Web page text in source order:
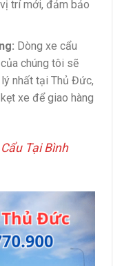
trí mới, đảm bảo
Dòng xe cẩu
chúng tôi sẽ
nhất tại Thủ Đức,
xe để giao hàng
Tại Bình